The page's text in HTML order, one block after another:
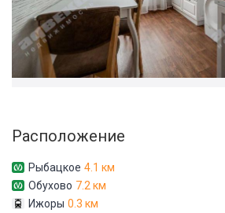
Расположение
Рыбацкое 4.1 км
Обухово 7.2 км
Ижоры 0.3 км